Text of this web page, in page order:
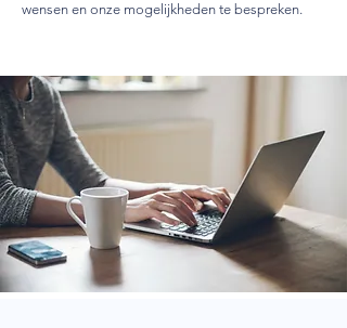
wensen en onze mogelijkheden te bespreken.